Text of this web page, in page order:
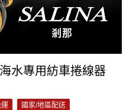
水專用紡車捲線器
國家/地區配送